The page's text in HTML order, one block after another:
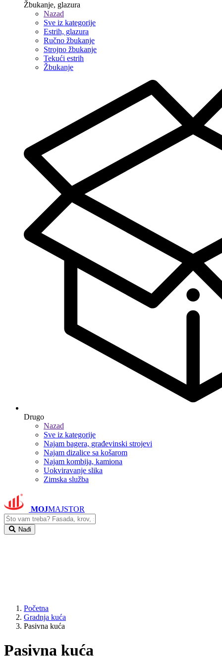
Žbukanje, glazura
Nazad
Sve iz kategorije
Estrih, glazura
Ručno žbukanje
Strojno žbukanje
Tekući estrih
Žbukanje
Drugo
Nazad
Sve iz kategorije
Najam bagera, građevinski strojevi
Najam dizalice sa košarom
Najam kombija, kamiona
Uokviravanje slika
Zimska služba
MOJMAJSTOR
Nađi
Početna
Gradnja kuća
Pasivna kuća
Pasivna kuća